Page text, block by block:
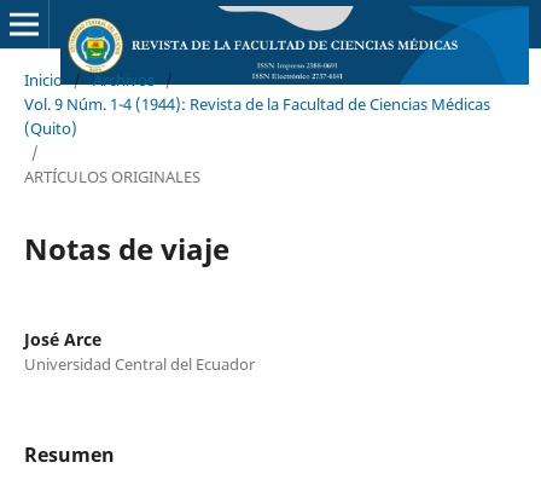
Inicio / Archivos /
Vol. 9 Núm. 1-4 (1944): Revista de la Facultad de Ciencias Médicas
(Quito)
/
ARTÍCULOS ORIGINALES
Notas de viaje
José Arce
Universidad Central del Ecuador
Resumen